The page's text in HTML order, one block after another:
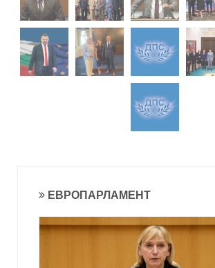
ЕВРОПАРЛАМЕНТ